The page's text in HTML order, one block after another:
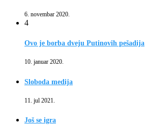
6. novembar 2020.
4
Ovo je borba dveju Putinovih pešadija
10. januar 2020.
Sloboda medija
11. jul 2021.
Još se igra